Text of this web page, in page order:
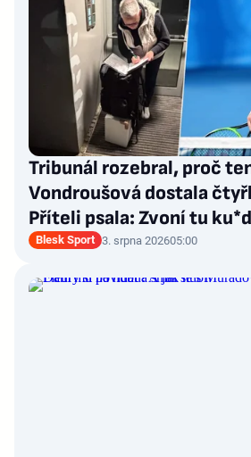
Tribunál rozebral, proč
Vondroušová dostala
Příteli psala: Zvoní tu
Blesk Sport 3. srpna 202605:00